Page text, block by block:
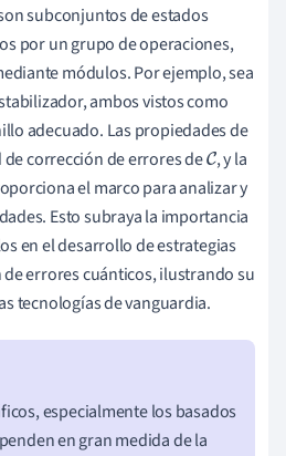
subconjuntos de estados
por un grupo de operaciones,
módulos. Por ejemplo, sea
ambos vistos como
adecuado. Las propiedades de
corrección de errores deC, y la
el marco para analizar y
Esto subraya la importancia
en el desarrollo de estrategias
errores cuánticos, ilustrando su
tecnologías de vanguardia.
especialmente los basados
en gran medida de la